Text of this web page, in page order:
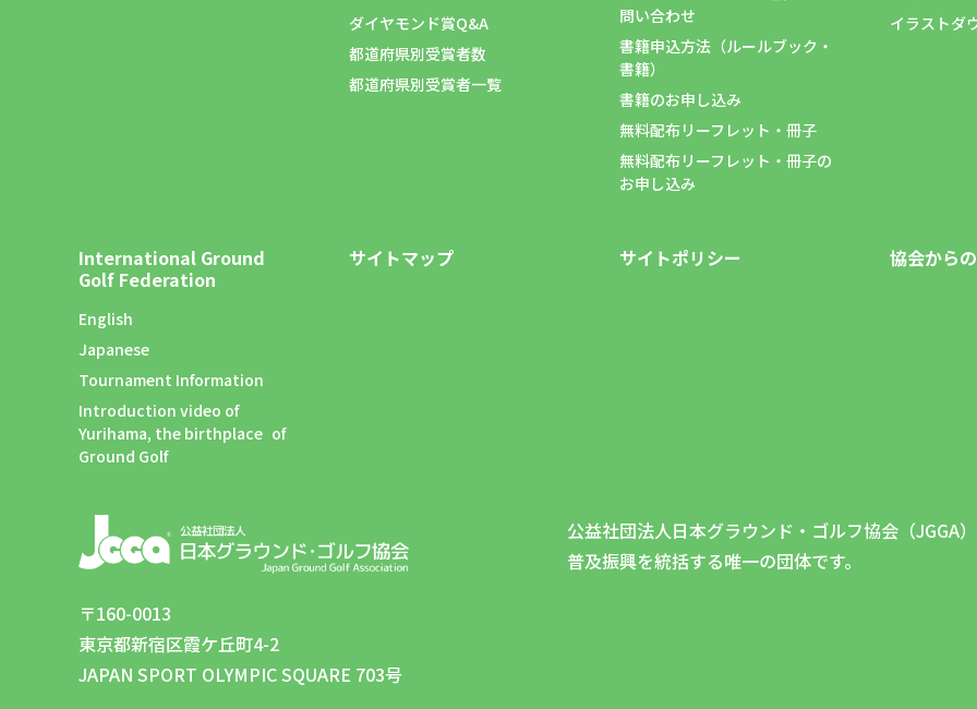
ダイヤモンド賞Q&A
都道府県別受賞者数
都道府県別受賞者一覧
問い合わせ
書籍申込方法（ルールブック・
書籍）
書籍のお申し込み
無料配布リーフレット・冊子
無料配布リーフレット・冊子の
お申し込み
イラストダ
International Ground
Golf Federation
English
Japanese
Tournament Information
Introduction video of
Yurihama, the birthplace of
Ground Golf
サイトマップ サイトポリシー 協会から
〒160-0013
東京都新宿区霞ケ丘町4-2
JAPAN SPORT OLYMPIC SQUARE 703号
公益社団法人日本グラウンド・ゴルフ協会（JGGA
普及振興を統括する唯一の団体です。